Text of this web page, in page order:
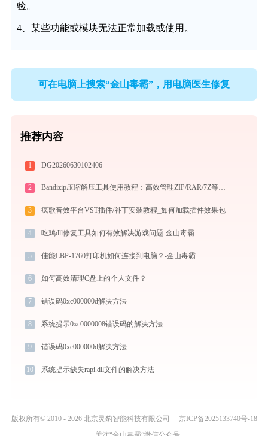
验。
4、某些功能或模块无法正常加载或使用。
可在电脑上搜索“金山毒霸”，用电脑医生修复
推荐内容
1 DG20260630102406
2 Bandizip压缩解压工具使用教程：高效管理ZIP/RAR/7Z等30+格式的免费压缩神器
3 疯歌音效平台VST插件/补丁安装教程_如何加载插件效果包
4 吃鸡dll修复工具如何有效解决游戏问题-金山毒霸
5 佳能LBP-1760打印机如何连接到电脑？-金山毒霸
6 如何高效清理C盘上的个人文件？
7 错误码0xc000000d解决方法
8 系统提示0xc0000008错误码的解决方法
9 错误码0xc000000d解决方法
10 系统提示缺失rapi.dll文件的解决方法
版权所有© 2010 - 2026 北京灵豹智能科技有限公司
京ICP备2025133740号-18